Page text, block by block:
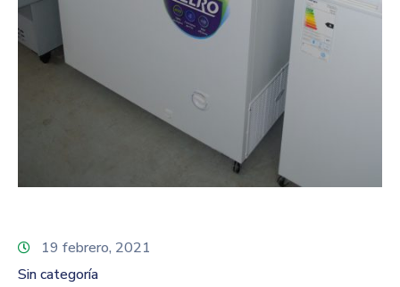
19 febrero, 2021
Sin categoría